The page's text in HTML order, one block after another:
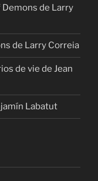
Demons de Larry
de Larry Correia
de vie de Jean
Labatut